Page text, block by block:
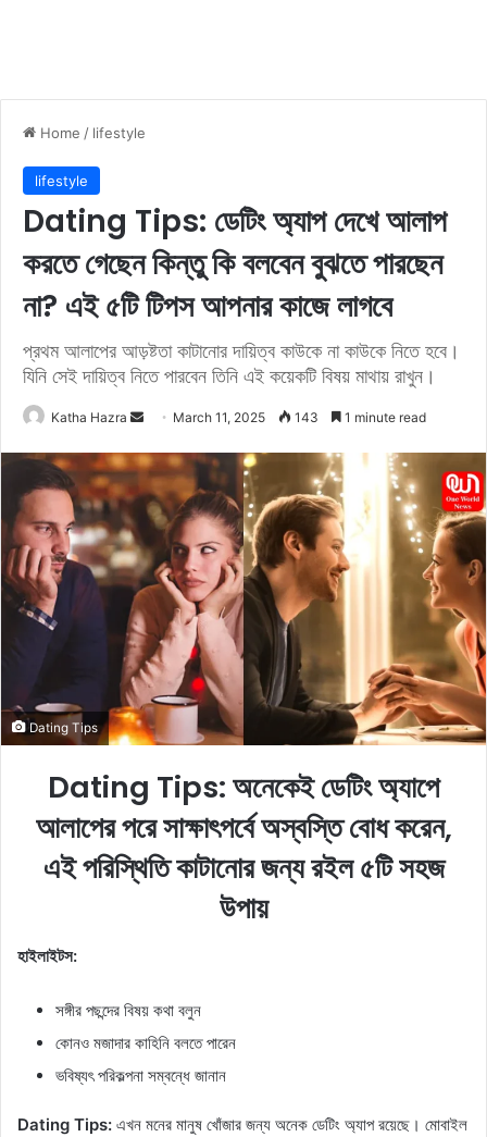
Home / lifestyle
lifestyle
Dating Tips: ডেটিং অ্যাপ দেখে আলাপ
করতে গেছেন কিন্তু কি বলবেন বুঝতে পারছেন
না? এই ৫টি টিপস আপনার কাজে লাগবে
প্রথম আলাপের আড়ষ্টতা কাটানোর দায়িত্ব কাউকে না কাউকে নিতে হবে।
যিনি সেই দায়িত্ব নিতে পারবেন তিনি এই কয়েকটি বিষয় মাথায় রাখুন।
Katha Hazra
n
d
a
n
e
a
l
March 11, 2025 143 1 minute read
Dating Tips
Dating Tips: অনেকেই ডেটিং অ্যাপে
আলাপের পরে সাক্ষাৎপর্বে অস্বস্তি বোধ করেন,
এই পরিস্থিতি কাটানোর জন্য রইল ৫টি সহজ
উপায়
হাইলাইটস:
সঙ্গীর পছন্দের বিষয় কথা বলুন
কোনও মজাদার কাহিনি বলতে পারেন
ভবিষ্যৎ পরিকল্পনা সম্বন্ধে জানান
Dating Tips: এখন মনের মানুষ খোঁজার জন্য অনেক ডেটিং অ্যাপ রয়েছে। মোবাইল